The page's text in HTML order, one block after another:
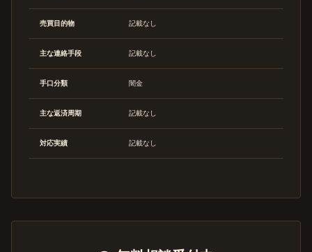
売買目的物 記載なし
主な連絡手段 記載なし
手口分類 闇金
主な返済周期 記載なし
対応実績 記載なし